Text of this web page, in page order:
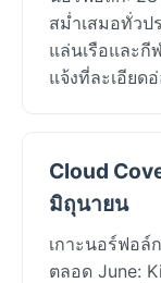
สม่ำเสมอทั่วป
แล่นเรือและกี
แจ้งที่ละเอียด
Cloud
มิถุนายน
เกาะนอร์ฟอ
ตลอด June: